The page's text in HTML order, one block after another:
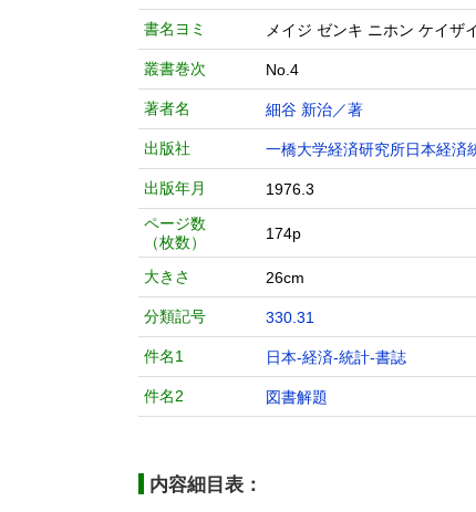
書名ヨミ メイジ ゼンキ ニホン ケイザ
叢書巻次 No.4
著者名 細谷 新治／著
出版社 一橋大学経済研究所日本経済
出版年月
1976.3
ページ数
（枚数）
174p
大きさ 26cm
分類記号 330.31
件名1 日本-経済-統計-書誌
件名2 図書解題
内容細目表：